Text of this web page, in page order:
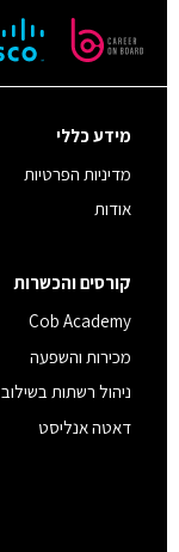
מידע כללי
מדיניות הפרטיות
אודות
קורסים והכשרות
Cob Academy
מכירות והשפעה
ניהול רשתות בשילוב AI
דאטה אנליסט